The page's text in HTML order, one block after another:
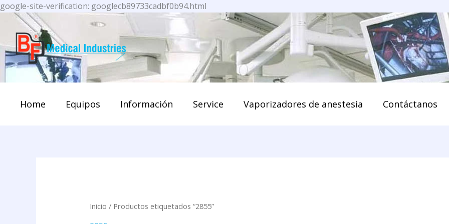
google-site-verification: googlecb89733cadbf0b94.html
contenido
Home Equipos Información Service Vaporizadores de anestesia Contáctanos
Inicio / Productos etiquetados “2855”